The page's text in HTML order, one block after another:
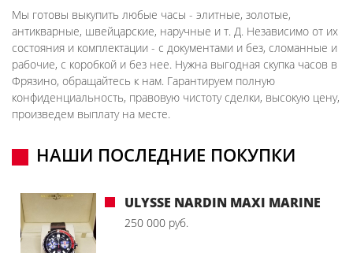
Мы готовы выкупить любые часы - элитные, золотые,
антикварные, швейцарские, наручные и т. Д. Независимо от их
состояния и комплектации - с документами и без, сломанные и
рабочие, с коробкой и без нее. Нужна выгодная скупка часов в
Фрязино, обращайтесь к нам. Гарантируем полную
конфиденциальность, правовую чистоту сделки, высокую цену,
произведем выплату на месте.
НАШИ ПОСЛЕДНИЕ ПОКУПКИ
ULYSSE NARDIN MAXI MARINE
250 000 руб.